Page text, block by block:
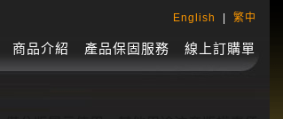
English 繁中
商品介紹 產品保固服務 線上訂購單